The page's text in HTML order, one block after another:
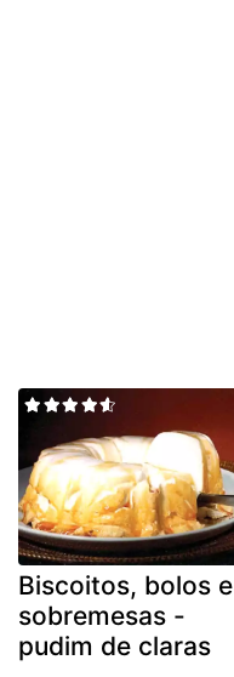
Biscoitos, bolos e
sobremesas -
pudim de claras